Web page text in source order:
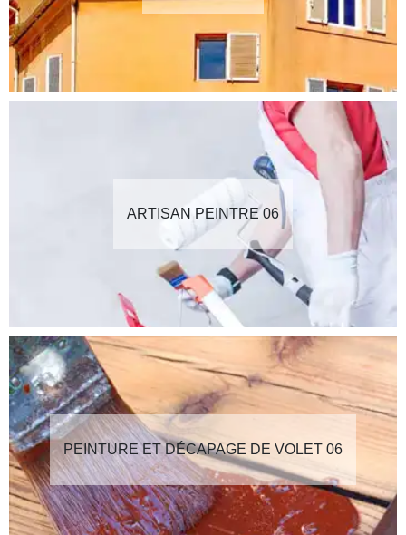
ARTISAN PEINTRE 06
PEINTURE ET DÉCAPAGE DE VOLET 06